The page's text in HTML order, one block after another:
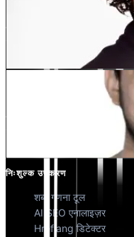
निःशुल्क उपकरण
शब्द गणना टूल
AI SEO एनालाइज़र
Hreflang डिटेक्टर